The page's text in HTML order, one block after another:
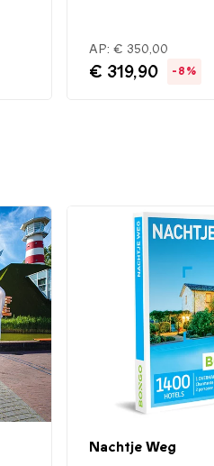
AP: € 350,00
€ 319,90 -8%
Nachtje Weg